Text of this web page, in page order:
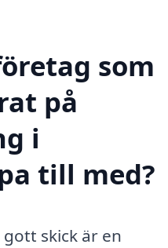
som
på
i
till med?
skick är en